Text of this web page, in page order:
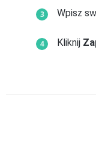
Wpisz
Kliknij